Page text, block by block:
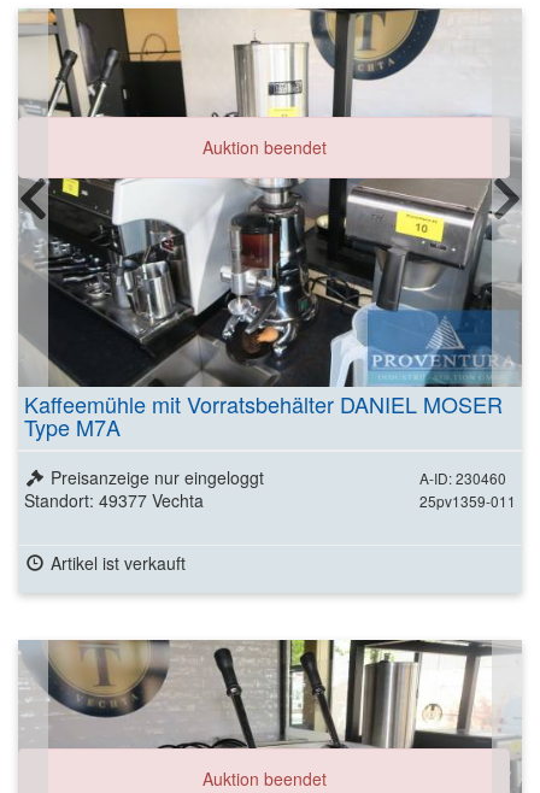
Auktion beendet
Kaffeemühle mit Vorratsbehälter DANIEL MOSER
Type M7A
A-ID: 230460
25pv1359-011
Preisanzeige nur eingeloggt
Standort: 49377 Vechta
Artikel ist verkauft
Auktion beendet